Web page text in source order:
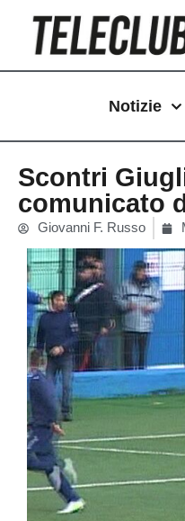
contenuto
Notizie
Scontri
comunicato
Giovanni F. Russo